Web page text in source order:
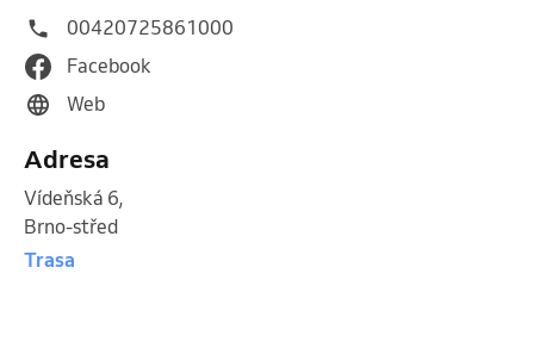
00420725861000
Facebook
Web
Adresa
Vídeňská 6,
Brno-střed
Trasa